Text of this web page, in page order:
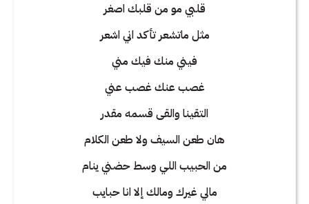
قلبي مو من قلبك اصغر
مثل ماتشعر تأكد اني اشعر
فيني منك فيك مني
غصب عنك غصب عني
التقينا والقى قسمه مقدر
هان طعن السيف ولا طعن الكلام
من الحبيب اللي وسط حضني ينام
مالي غيرك ومالك إلا انا حبايب